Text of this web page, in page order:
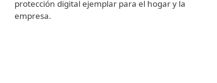
protección digital ejemplar para el hogar y la
empresa.